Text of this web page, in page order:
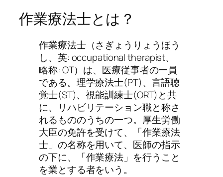
作業療法士とは？
作業療法士（さぎょうりょうほう
し、英: occupational therapist、
略称: OT）は、医療従事者の一員
である。理学療法士(PT)、言語聴
覚士(ST)、視能訓練士(ORT)と共
に、リハビリテーション職と称さ
れるもののうちの一つ。厚生労働
大臣の免許を受けて、「作業療法
士」の名称を用いて、医師の指示
の下に、「作業療法」を行うこと
を業とする者をいう。